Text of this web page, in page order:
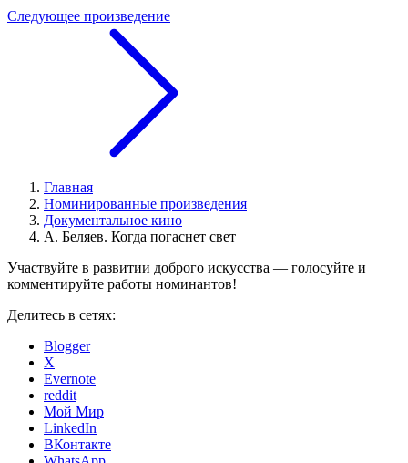
Следующее произведение
Главная
Номинированные произведения
Документальное кино
А. Беляев. Когда погаснет свет
Участвуйте в развитии доброго искусства — голосуйте и
комментируйте работы номинантов!
Делитесь в сетях:
Blogger
X
Evernote
reddit
Мой Мир
LinkedIn
ВКонтакте